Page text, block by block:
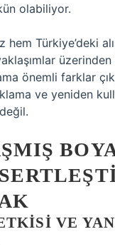
olabiliyor.
hem Türkiye’deki
üzerinden
önemli farklar
ve yeniden
VE